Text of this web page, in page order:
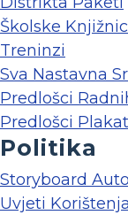
Školske
Treninzi
Sva Nastavna
Predlošci
Predlošci
Politika
Storyboard
Uvjeti Korištenja